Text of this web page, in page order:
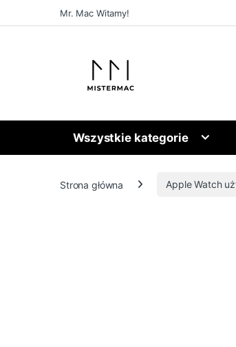
Skip to navigation
Skip to contentMr. Mac Witamy!
Wszystkie kategorie
Strona główna Apple Watch